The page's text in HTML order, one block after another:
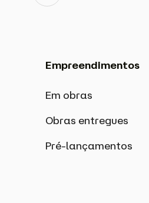
Empreendimentos
Em obras
Obras entregues
Pré-lançamentos